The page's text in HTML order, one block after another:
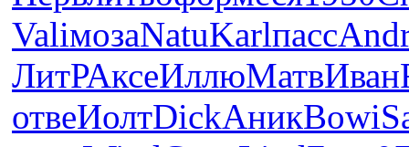
ValiмозаNatuKarlпасс
ЛитРАксеИллюМатвИван
отвеИолтDickАникBowi